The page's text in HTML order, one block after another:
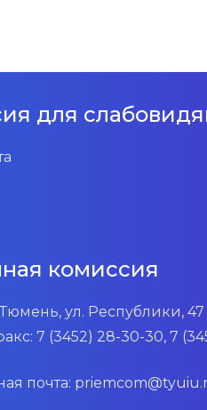
для
комиссия
ул. Республики, 47
7 (3452) 28-30-30, 7
почта: